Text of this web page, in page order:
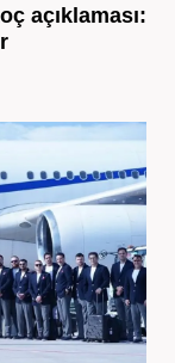
açıklaması: